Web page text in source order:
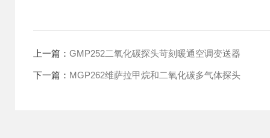
上一篇： GMP252二氧化碳探头苛刻暖通空调变送器
下一篇： MGP262维萨拉甲烷和二氧化碳多气体探头